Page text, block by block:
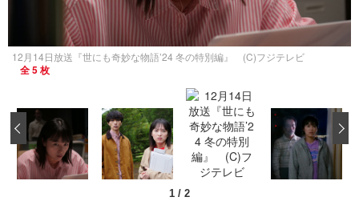
12月14日放送『世にも奇妙な物語’24 冬の特別編』 (C)フジテレビ
全 5 枚
1 / 2
‹